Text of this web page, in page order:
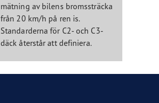
mätning av bilens bromssträcka
från 20 km/h på ren is.
Standarderna för C2- och C3-
däck återstår att definiera.